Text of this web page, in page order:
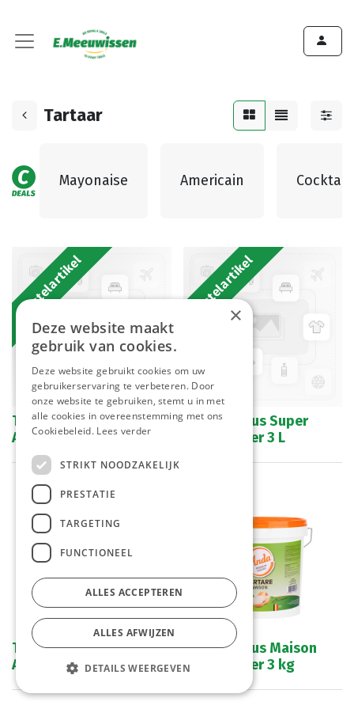
Tartaar
Mayonaise Americain Cocktail
Bestelartikel
Tartaar Saus Super
Anda Emmer 9,5 kg
Bestelartikel
Tartaar Saus Super
Anda Emmer 3 L
Tartaar Saus Maison
Anda Emmer 9,5 kg
Tartaar Saus Maison
Anda Emmer 3 kg
×
Deze website maakt
gebruik van cookies.
Deze website gebruikt cookies om uw
gebruikerservaring te verbeteren. Door
onze website te gebruiken, stemt u in met
alle cookies in overeenstemming met ons
Cookiebeleid. Lees verder
STRIKT NOODZAKELIJK
PRESTATIE
TARGETING
FUNCTIONEEL
ALLES ACCEPTEREN
ALLES AFWIJZEN
DETAILS WEERGEVEN